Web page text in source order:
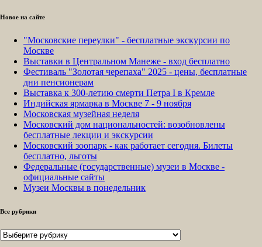
Новое на сайте
"Московские переулки" - бесплатные экскурсии по
Москве
Выставки в Центральном Манеже - вход бесплатно
Фестиваль "Золотая черепаха" 2025 - цены, бесплатные
дни пенсионерам
Выставка к 300-летию смерти Петра I в Кремле
Индийская ярмарка в Москве 7 - 9 ноября
Московская музейная неделя
Московский дом национальностей: возобновлены
бесплатные лекции и экскурсии
Московский зоопарк - как работает сегодня. Билеты
бесплатно, льготы
Федеральные (государственные) музеи в Москве -
официальные сайты
Музеи Москвы в понедельник
Все рубрики
Все